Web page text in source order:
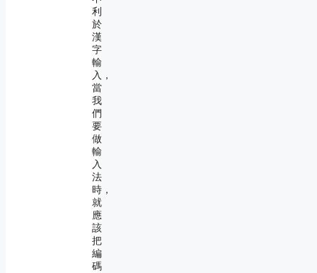
利
於
漢
字
輸
入，
當
我
們
要
做
輸
入
法
時，
就
應
該
把
編
碼